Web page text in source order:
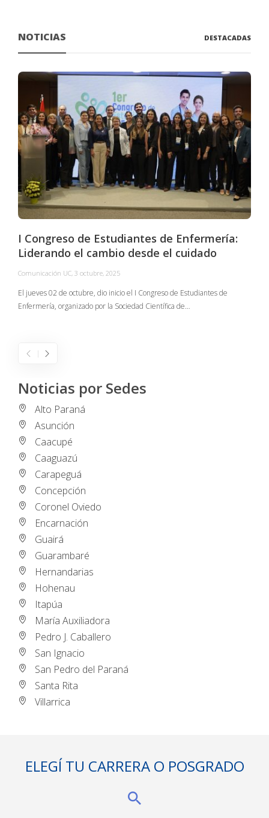
NOTICIAS DESTACADAS
I Congreso de Estudiantes de Enfermería:
Liderando el cambio desde el cuidado
Comunicación UC, 3 octubre, 2025
El jueves 02 de octubre, dio inicio el I Congreso de Estudiantes de
Enfermería, organizado por la Sociedad Científica de…
Noticias por Sedes
Alto Paraná
Asunción
Caacupé
Caaguazú
Carapeguá
Concepción
Coronel Oviedo
Encarnación
Guairá
Guarambaré
Hernandarias
Hohenau
Itapúa
María Auxiliadora
Pedro J. Caballero
San Ignacio
San Pedro del Paraná
Santa Rita
Villarrica
ELEGÍ TU CARRERA O POSGRADO